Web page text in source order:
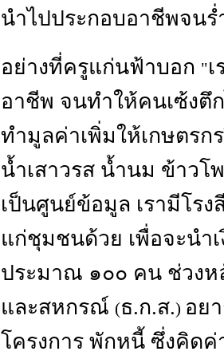
นำไปประกอบอาชีพจนร่
อย่างที่ครูแก่นฟ้าบอก "
อาชีพ จนทำให้คนเซ้งตึ
ทำมูลค่าเพิ่มให้เกษตรก
น้ำเสาวรส น้ำนม ข้าวโ
เป็นศูนย์ข้อมูล เรามีโร
แก่ชุมชนด้วย เพื่อจะนำ
ประมาณ ๑๐๐ คน ช่วงห
และสหกรณ์ (ธ.ก.ส.) อย
โครงการ พักหนี้ ซึ่งคิด